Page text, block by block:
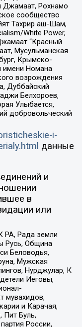
Джамаат, Рохнамо
сообщество
Тахрир аш-Шам,
White Power,
“Красный
Мусульманская
Крымско-
имени Номана
возрождения
Дуббайский
Белхороев,
Улыбается,
добровольческий
i-
данные
и
в
или
РА, Рада земли
Русь, Община
Беловодья,
Мужская
Нурджулар, К
Иеговы,
мувахидов,
и Карачая,
Пит Буль,
России,